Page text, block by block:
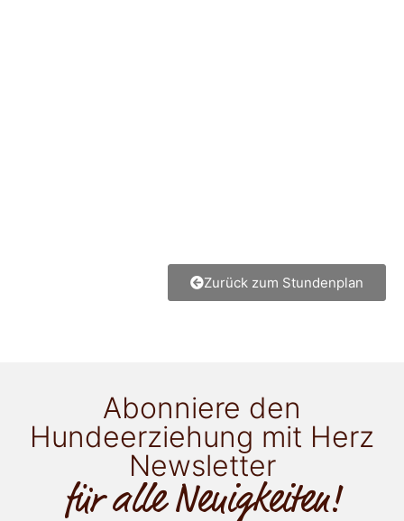
Zurück zum Stundenplan
Abonniere den
Hundeerziehung mit Herz
Newsletter
für alle Neuigkeiten!